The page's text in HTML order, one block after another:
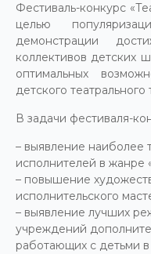
Фестиваль-конкурс
целью
демонстрации
коллективов детских
оптимальных
детского театрального
В задачи фестиваля-
– выявление наиболее
исполнителей в жанре
– повышение
исполнительского
– выявление лучших
учреждений
работающих с детьми в